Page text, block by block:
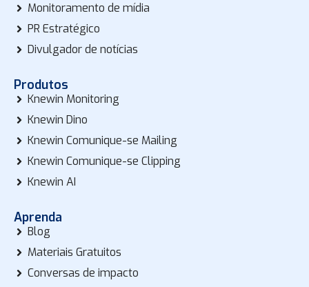
Monitoramento de mídia
PR Estratégico
Divulgador de notícias
Produtos
Knewin Monitoring
Knewin Dino
Knewin Comunique-se Mailing
Knewin Comunique-se Clipping
Knewin AI
Aprenda
Blog
Materiais Gratuitos
Conversas de impacto